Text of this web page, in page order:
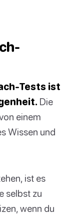
Tests ist
Die
einem
Wissen und
ist es
selbst zu
wenn du